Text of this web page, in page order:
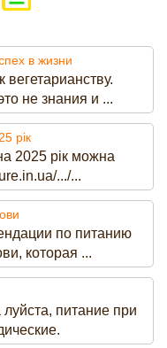
в жизни
вегетарианству.
не знания и ...
рік
2025 рік можна
.../...
по питанию
которая ...
питание при